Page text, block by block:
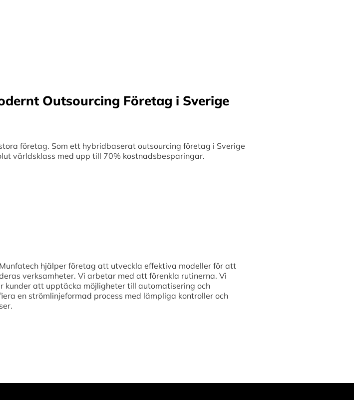
Outsourcing Företag i Sverige
företag. Som ett hybridbaserat outsourcing företag i Sverige
världsklass med upp till 70% kostnadsbesparingar.
hjälper företag att utveckla effektiva modeller för att
verksamheter. Vi arbetar med att förenkla rutinerna. Vi
kunder att upptäcka möjligheter till automatisering och
en strömlinjeformad process med lämpliga kontroller och